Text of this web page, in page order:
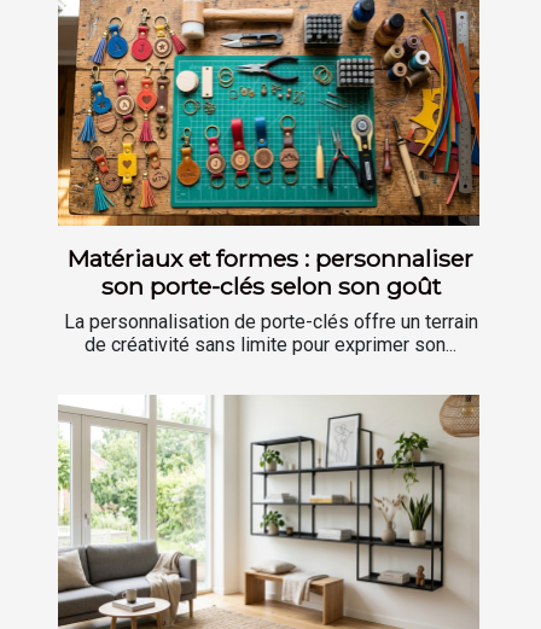
Matériaux et formes : personnaliser
son porte-clés selon son goût
La personnalisation de porte-clés offre un terrain
de créativité sans limite pour exprimer son...